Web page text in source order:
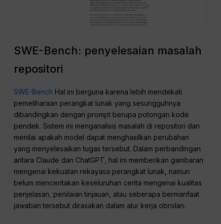
SWE-Bench: penyelesaian masalah
repositori
SWE-Bench Hal ini berguna karena lebih mendekati
pemeliharaan perangkat lunak yang sesungguhnya
dibandingkan dengan prompt berupa potongan kode
pendek. Sistem ini menganalisis masalah di repositori dan
menilai apakah model dapat menghasilkan perubahan
yang menyelesaikan tugas tersebut. Dalam perbandingan
antara Claude dan ChatGPT, hal ini memberikan gambaran
mengenai kekuatan rekayasa perangkat lunak, namun
belum menceritakan keseluruhan cerita mengenai kualitas
penjelasan, penilaian tinjauan, atau seberapa bermanfaat
jawaban tersebut dirasakan dalam alur kerja obrolan.